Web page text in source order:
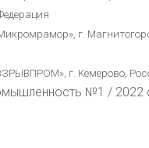
г.
г. Кемерово,
№1 / 2022